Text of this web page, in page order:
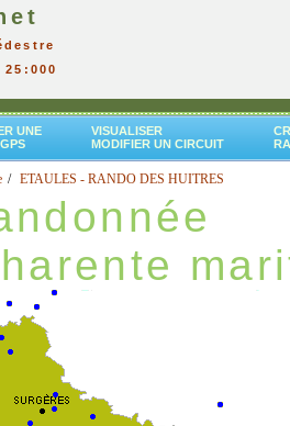
UNE
VISUALISER
MODIFIER UN CIRCUIT
ETAULES - RANDO DES HUITRES